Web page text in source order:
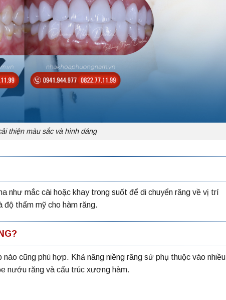
thiện màu sắc và hình dáng
như mắc cài hoặc khay trong suốt để di chuyển răng về vị trí
độ thẩm mỹ cho hàm răng.
cũng phù hợp. Khả năng niềng răng sứ phụ thuộc vào nhiều
nướu răng và cấu trúc xương hàm.